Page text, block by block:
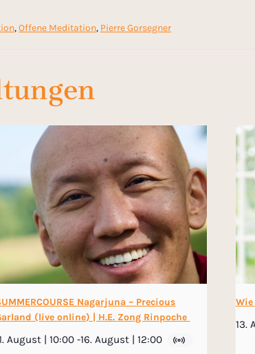
,Offene Meditation, Pierre Gorsegner
Nagarjuna – Precious
(live online) | H.E. Zong Rinpoche
August | 10:00 -16. August | 12:00
13.